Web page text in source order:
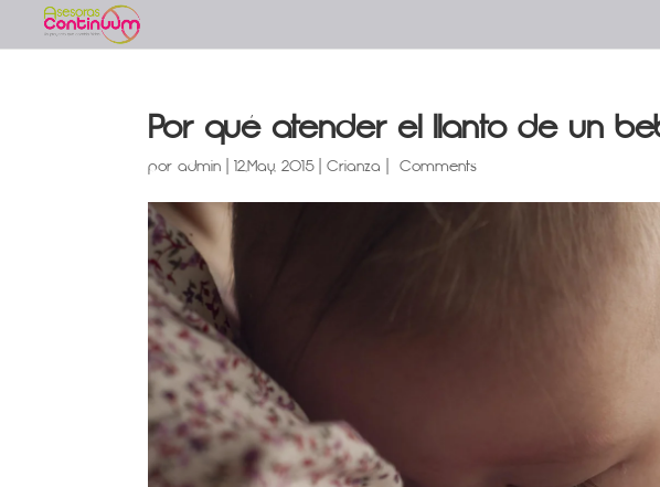
Por qué atender el llanto de un
poradmin |12,May, 2015|Crianza Comments